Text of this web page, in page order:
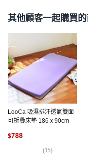
其他顧客一起購買
LooCa 吸濕排汗透氣雙面
可折疊床墊 186 x 90cm
$788
(15)